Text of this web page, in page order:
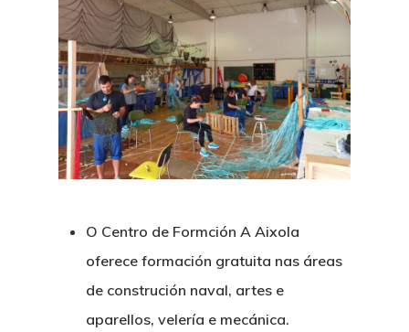
O Centro de Formción A Aixola
oferece formación gratuita nas áreas
de construción naval, artes e
aparellos, velería e mecánica.